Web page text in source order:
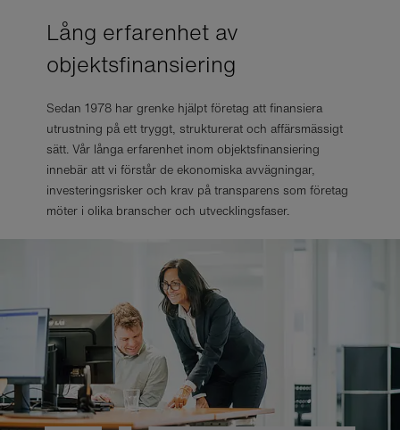
Lång erfarenhet av
objektsfinansiering
Sedan 1978 har grenke hjälpt företag att finansiera
utrustning på ett tryggt, strukturerat och affärsmässigt
sätt. Vår långa erfarenhet inom objektsfinansiering
innebär att vi förstår de ekonomiska avvägningar,
investeringsrisker och krav på transparens som företag
möter i olika branscher och utvecklingsfaser.